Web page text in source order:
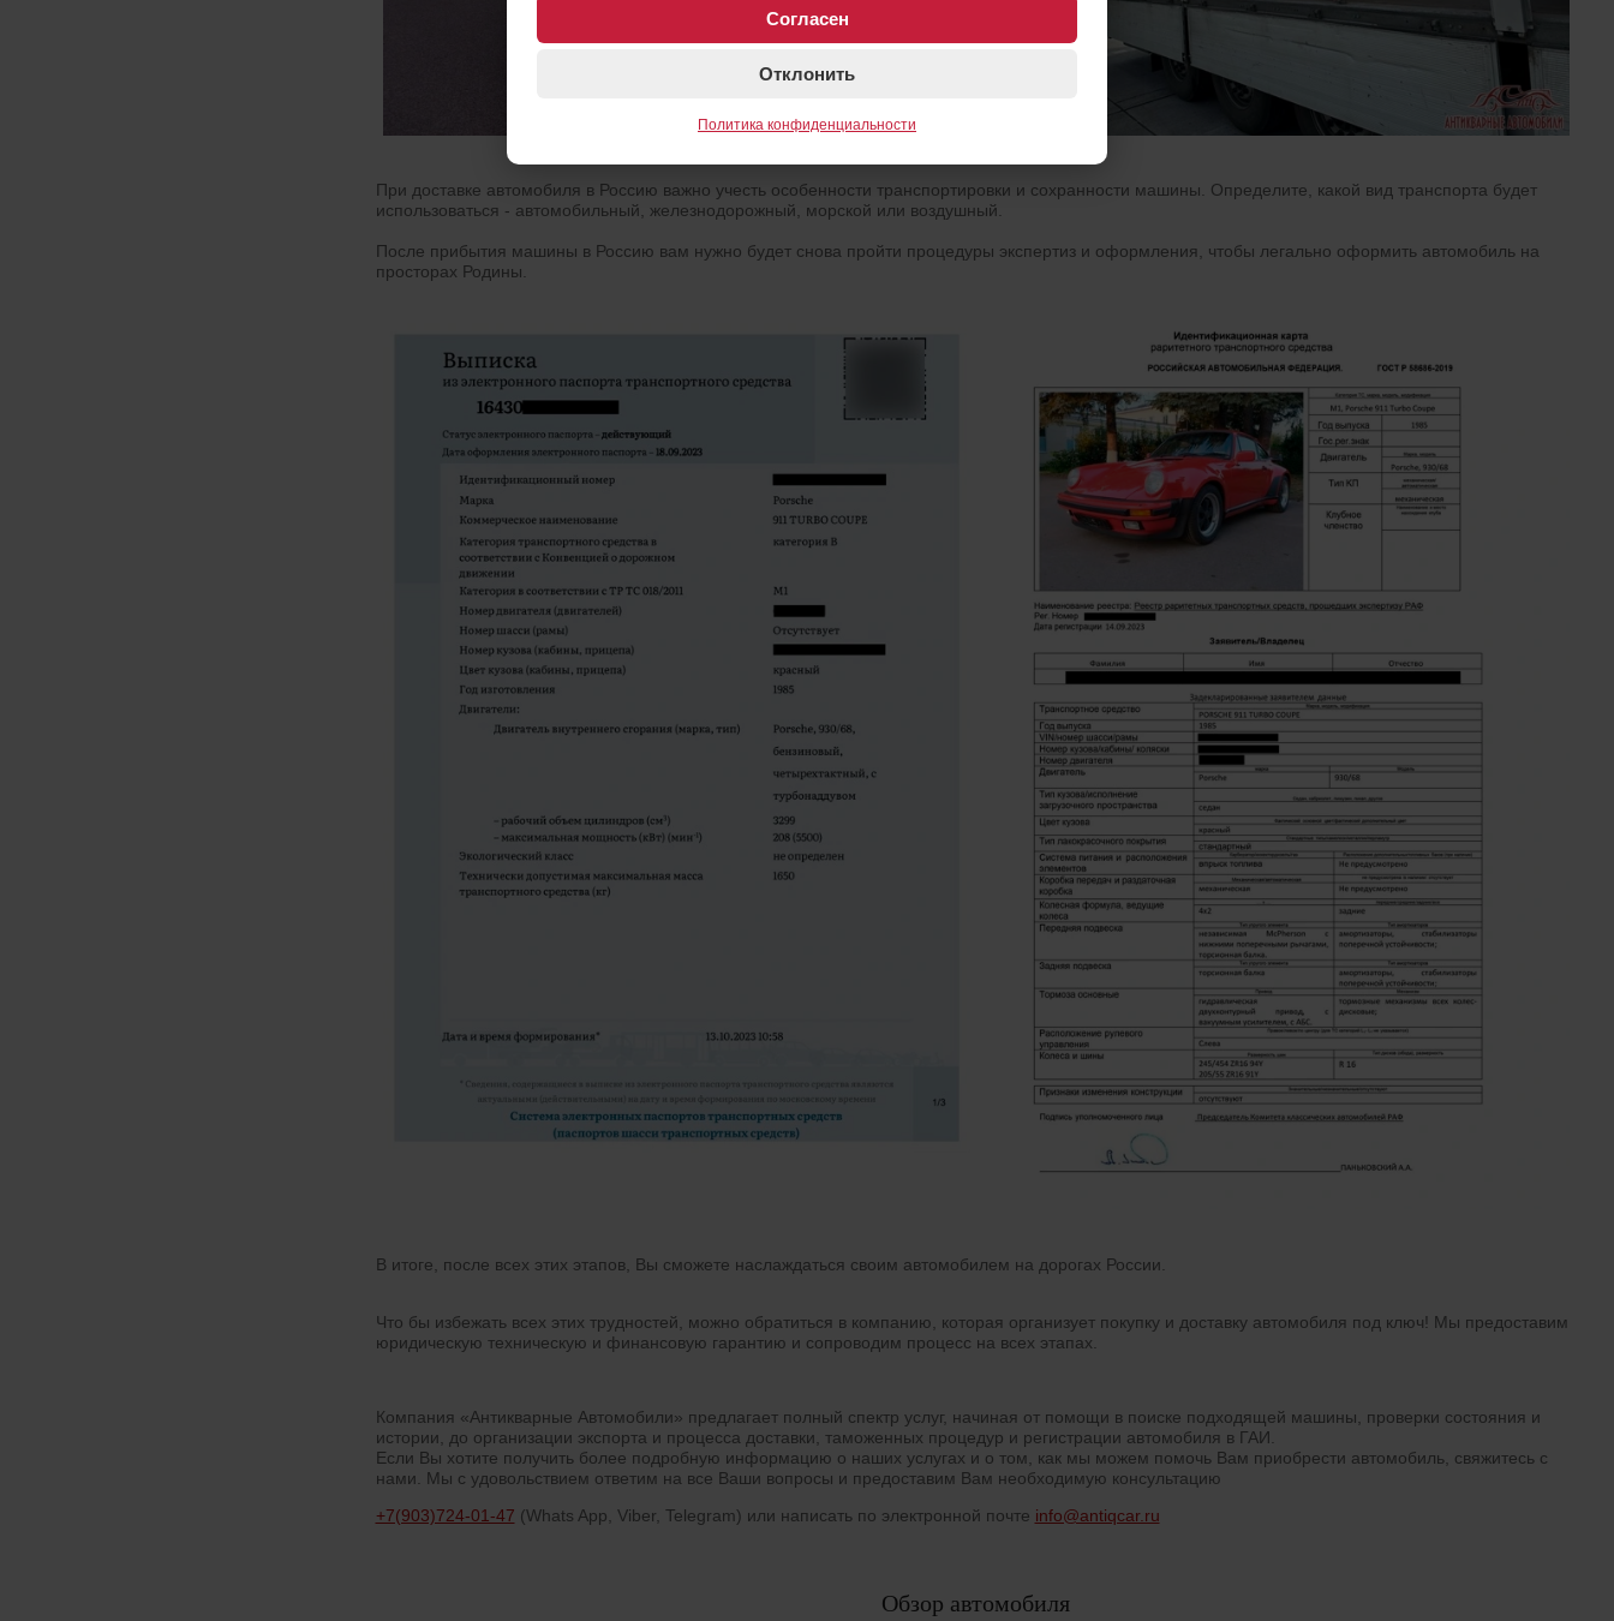
При доставке автомобиля в Россию важно учесть особенности транспортировки и сохранности машины. Определите, какой вид транспорта будет
использоваться - автомобильный, железнодорожный, морской или воздушный.
После прибытия машины в Россию вам нужно будет снова пройти процедуры экспертиз и оформления, чтобы легально оформить автомобиль на
просторах Родины.
В итоге, после всех этих этапов, Вы сможете наслаждаться своим автомобилем на дорогах России.
Что бы избежать всех этих трудностей, можно обратиться в компанию, которая организует покупку и доставку автомобиля под ключ! Мы предоставим
юридическую техническую и финансовую гарантию и сопроводим процесс на всех этапах.
Компания «Антикварные Автомобили» предлагает полный спектр услуг, начиная от помощи в поиске подходящей машины, проверки состояния и
истории, до организации экспорта и процесса доставки, таможенных процедур и регистрации автомобиля в ГАИ.
Если Вы хотите получить более подробную информацию о наших услугах и о том, как мы можем помочь Вам приобрести автомобиль, свяжитесь с
нами. Мы с удовольствием ответим на все Ваши вопросы и предоставим Вам необходимую консультацию
+7(903)724-01-47 (Whats App, Viber, Telegram) или написать по электронной почте info@antiqcar.ru
Обзор автомобиля
Согласен
Отклонить
Политика конфиденциальности